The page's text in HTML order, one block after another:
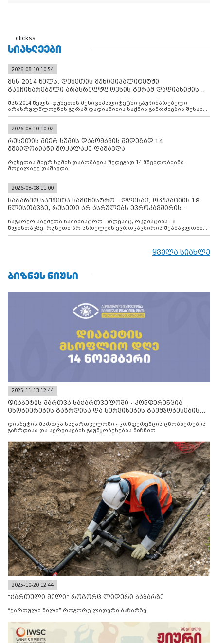
clickss
ᲡᲘᲐᲮᲚᲔᲔᲑᲘ
2026-08-10 10:54
შსს 2014 წელს, დუშეთის მუნიციპალიტეტში
გაუჩინარებული არასრულწლოვნის გურამ დადიანიძის
შსს 2014 წელს, დუშეთის მუნიციპალიტეტში გაუჩინარებული
არასრულწლოვნის გურამ დადიანიძის საქმის გამოძიების შესახებ
ინფორმაციას ავრცელებს
2026-08-10 10:02
რუსეთის მიერ სუმის დაბომბვის შედეგად 14
მშვიდობიანი მოქალაქე დაშავდა
რუსეთის მიერ სუმის დაბომბვის შედეგად 14 მშვიდობიანი
მოქალაქე დაშავდა
2026-08-08 11:00
საგარეო საქმეთა სამინისტრო - დღესაც, ოკუპაციის 18
წლისთავზე, რუსეთი არ ასრულებს ევროკავშირის
საგარეო საქმეთა სამინისტრო - დღესაც, ოკუპაციის 18
წლისთავზე, რუსეთი არ ასრულებს ევროკავშირის შუამავლობით
დადებულ 2008 წლის 12 აგვისტოს ცეცხლის შეწყვეტის
მილიტარიზაციის პროცესს და აქტიურად დგამს ნაბიჯებს მათი
ყველა სიახლე
ᲑᲘᲖᲜᲔᲡ ᲜᲘᲣᲡᲘ
2025-11-13 12:44
დიაბეტის მართვა საქართველოში - კონფერენცია
ცნობიერების გაზრდისა და სერვისების გაუმჯობესების
დიაბეტის მართვა საქართველოში - კონფერენცია ცნობიერების
გაზრდისა და სერვისების გაუმჯობესების მიზნით
2025-10-20 12:44
“ქართული მილი” როგორც ლიდერი ბაზარზე
“ქართული მილი” როგორც ლიდერი ბაზარზე